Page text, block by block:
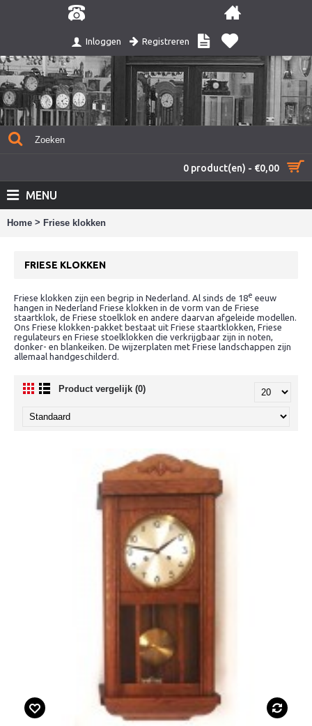
Inloggen Registreren
0 product(en) - €0,00
MENU
Home > Friese klokken
FRIESE KLOKKEN
Friese klokken zijn een begrip in Nederland. Al sinds de 18e eeuw
hangen in Nederland Friese klokken in de vorm van de Friese
staartklok, de Friese stoelklok en andere daarvan afgeleide modellen.
Ons Friese klokken-pakket bestaat uit Friese staartklokken, Friese
regulateurs en Friese stoelklokken die verkrijgbaar zijn in noten,
donker- en blankeiken. De wijzerplaten met Friese landschappen zijn
allemaal handgeschilderd.
Product vergelijk (0)